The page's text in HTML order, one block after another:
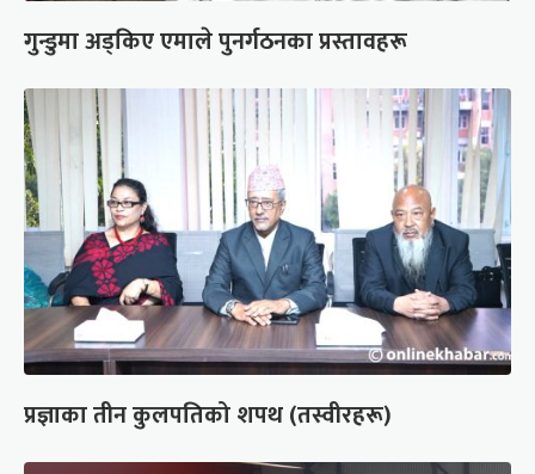
गुन्डुमा अड्किए एमाले पुनर्गठनका प्रस्तावहरू
प्रज्ञाका तीन कुलपतिको शपथ (तस्वीरहरू)